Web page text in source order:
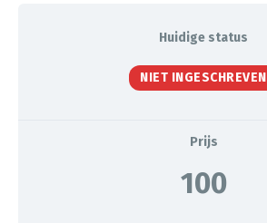
Huidige status
NIET INGESCHREVEN
Prijs
100